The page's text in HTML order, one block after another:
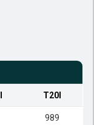
T20I
989